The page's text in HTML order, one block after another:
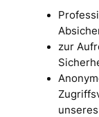
zur